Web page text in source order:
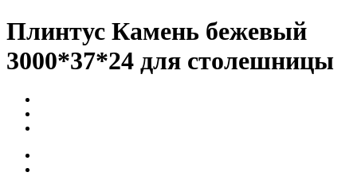
Плинтус Камень бежевый
3000*37*24 для столешницы